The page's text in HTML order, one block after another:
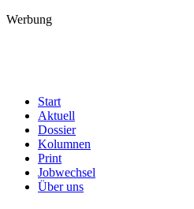
Werbung
Start
Aktuell
Dossier
Kolumnen
Print
Jobwechsel
Über uns